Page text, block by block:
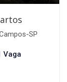
SP
Vaga